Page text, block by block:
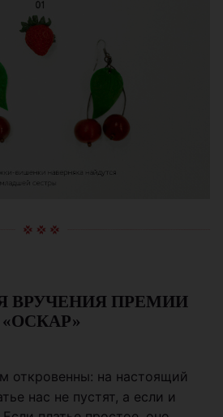
ВРУЧЕНИЯ ПРЕМИИ
«ОСКАР»
откровенны: на настоящий
нас не пустят, а если и